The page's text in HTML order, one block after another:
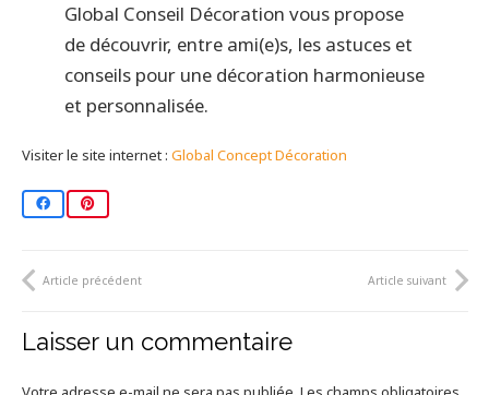
Global Conseil Décoration vous propose
de découvrir, entre ami(e)s, les astuces et
conseils pour une décoration harmonieuse
et personnalisée.
Visiter le site internet : Global Concept Décoration
Article précédent Article suivant
Laisser un commentaire